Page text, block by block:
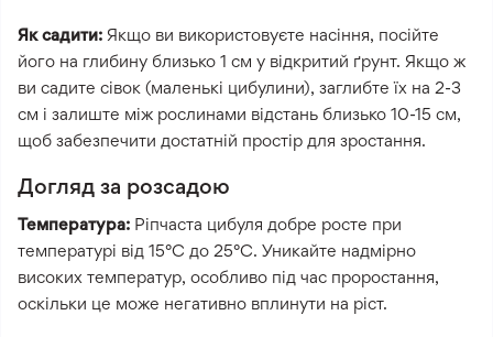
Як садити: Якщо ви використовуєте насіння, посійте
його на глибину близько 1 см у відкритий ґрунт. Якщо ж
ви садите сівок (маленькі цибулини), заглибте їх на 2-3
см і залиште між рослинами відстань близько 10-15 см,
щоб забезпечити достатній простір для зростання.
Догляд за розсадою
Температура: Ріпчаста цибуля добре росте при
температурі від 15°C до 25°C. Уникайте надмірно
високих температур, особливо під час проростання,
оскільки це може негативно вплинути на ріст.